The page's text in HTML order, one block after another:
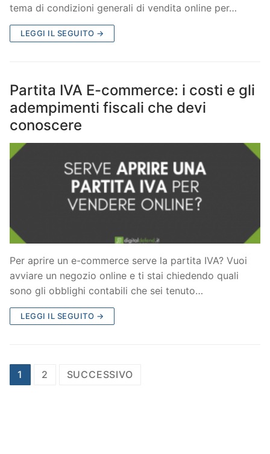
tema di condizioni generali di vendita online per…
LEGGI IL SEGUITO →
Partita IVA E-commerce: i costi e gli
adempimenti fiscali che devi
conoscere
Per aprire un e-commerce serve la partita IVA? Vuoi
avviare un negozio online e ti stai chiedendo quali
sono gli obblighi contabili che sei tenuto…
LEGGI IL SEGUITO →
1 2 SUCCESSIVO